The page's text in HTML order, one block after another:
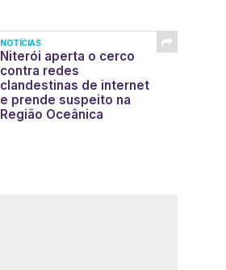
NOTÍCIAS
Niterói aperta o cerco
contra redes
clandestinas de internet
e prende suspeito na
Região Oceânica